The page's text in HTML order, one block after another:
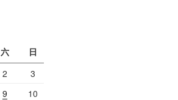
六
日
2
3
9
10